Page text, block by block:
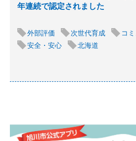
年連続で認定されました
外部評価 次世代育成
コ
安全・安心
北海道